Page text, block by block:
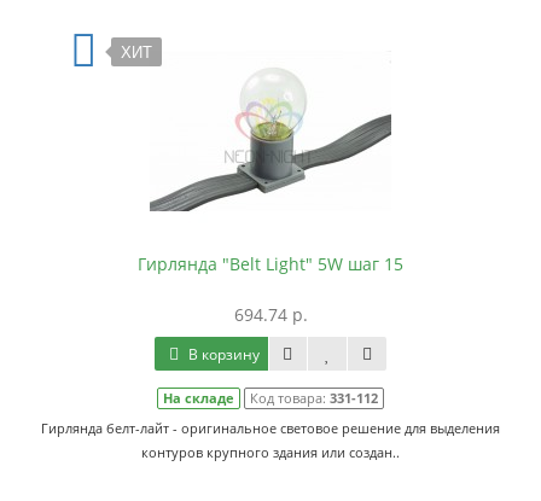
ХИТ
Гирлянда "Belt Light" 5W шаг 15
694.74 р.
В корзину
На складе Код товара: 331-112
Гирлянда белт-лайт - оригинальное световое решение для выделения
контуров крупного здания или создан..